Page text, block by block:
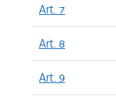
Art. 7
Art. 8
Art. 9